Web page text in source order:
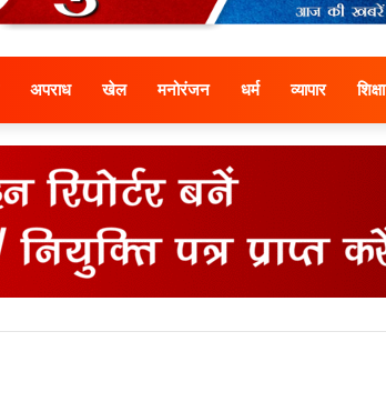
अपराध खेल मनोरंजन धर्म व्यापार शिक्षा